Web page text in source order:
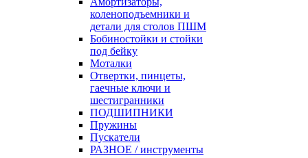
коленоподъемники и
детали для столов ПШМ
Бобиностойки и стойки
под бейку
Моталки
Отвертки, пинцеты,
гаечные ключи и
шестигранники
ПОДШИПНИКИ
Пружины
Пускатели
РАЗНОЕ / инструменты